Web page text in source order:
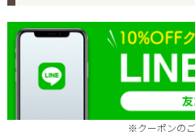
※クーポンのご